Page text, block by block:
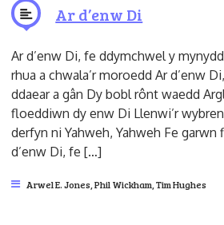
Ar d’enw Di
Ar d’enw Di, fe ddymchwel y
rhua a chwala’r moroedd Ar d’enw
ddaear a gân Dy bobl rônt waedd
floeddiwn dy enw Di Llenwi’r
derfyn ni Yahweh, Yahweh Fe
d’enw Di, fe […]
Arwel E. Jones Phil Wickham Tim Hughes